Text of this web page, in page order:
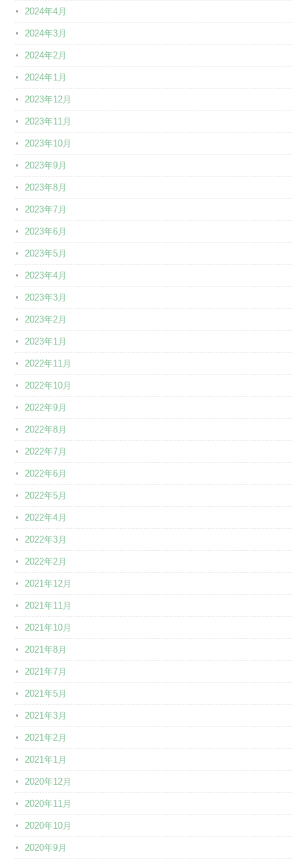
2024年4月
2024年3月
2024年2月
2024年1月
2023年12月
2023年11月
2023年10月
2023年9月
2023年8月
2023年7月
2023年6月
2023年5月
2023年4月
2023年3月
2023年2月
2023年1月
2022年11月
2022年10月
2022年9月
2022年8月
2022年7月
2022年6月
2022年5月
2022年4月
2022年3月
2022年2月
2021年12月
2021年11月
2021年10月
2021年8月
2021年7月
2021年5月
2021年3月
2021年2月
2021年1月
2020年12月
2020年11月
2020年10月
2020年9月